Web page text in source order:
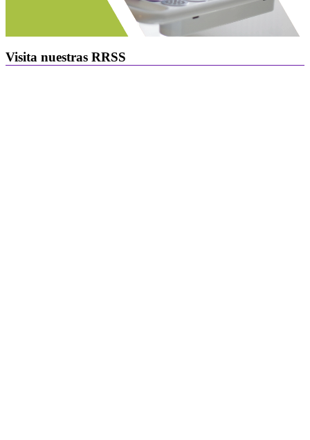
Visita nuestras RRSS